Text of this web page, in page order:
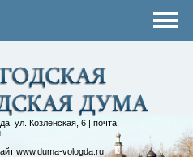
ул. Козленская, 6 | почта:
www.duma-vologda.ru
объединения